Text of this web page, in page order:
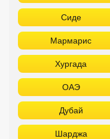
Сиде
Мармарис
Хургада
ОАЭ
Дубай
Шарджа